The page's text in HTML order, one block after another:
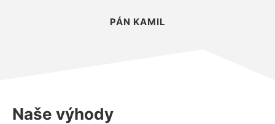
PÁN KAMIL
Naše výhody